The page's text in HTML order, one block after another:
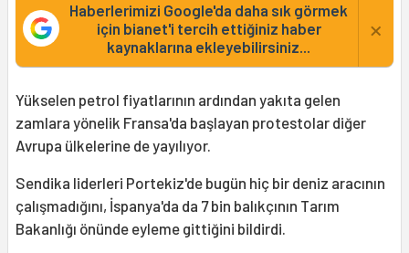
Haberlerimizi Google'da daha sık görmek
için bianet'i tercih ettiğiniz haber
kaynaklarına ekleyebilirsiniz...
×
Yükselen petrol fiyatlarının ardından yakıta gelen
zamlara yönelik Fransa'da başlayan protestolar diğer
Avrupa ülkelerine de yayılıyor.
Sendika liderleri Portekiz'de bugün hiç bir deniz aracının
çalışmadığını, İspanya'da da 7 bin balıkçının Tarım
Bakanlığı önünde eyleme gittiğini bildirdi.